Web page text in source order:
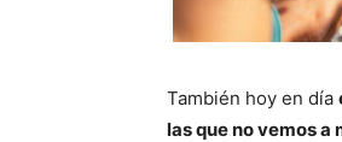
También hoy en día
las que no vemos a